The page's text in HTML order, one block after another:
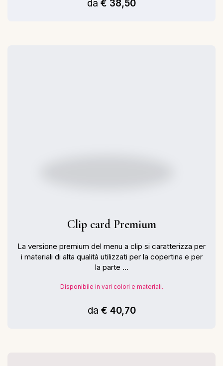
da € 38,50
Clip card Premium
La versione premium del menu a clip si caratterizza per
i materiali di alta qualità utilizzati per la copertina e per
la parte ...
Disponibile in vari colori e materiali.
da € 40,70